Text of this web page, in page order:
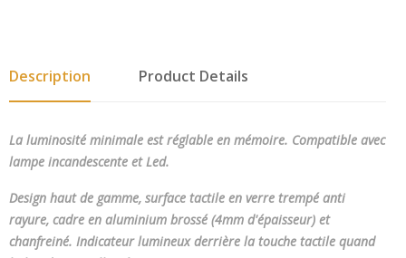
Description Product Details
La luminosité minimale est réglable en mémoire. Compatible avec
lampe incandescente et Led.
Design haut de gamme, surface tactile en verre trempé anti
rayure, cadre en aluminium brossé (4mm d'épaisseur) et
chanfreiné. Indicateur lumineux derrière la touche tactile quand